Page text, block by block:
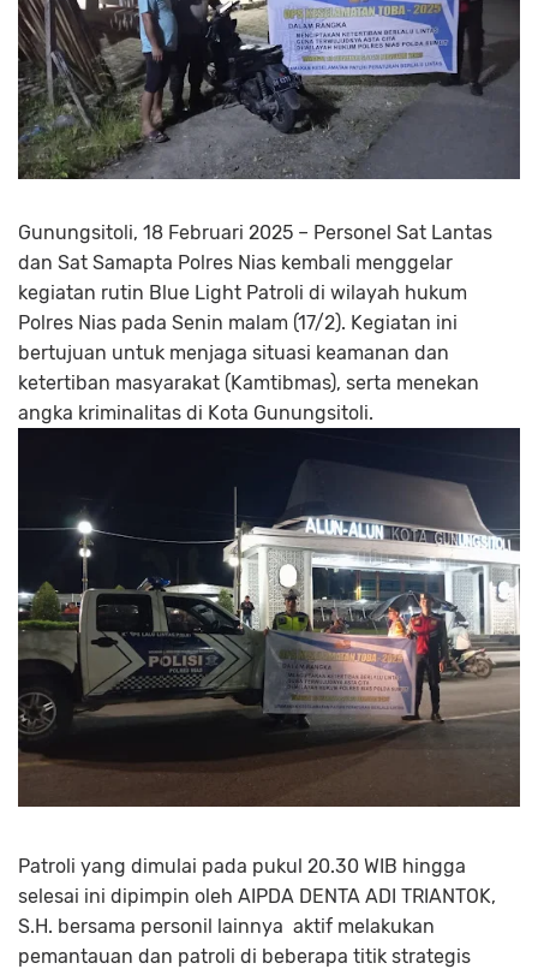
Gunungsitoli, 18 Februari 2025 – Personel Sat Lantas
dan Sat Samapta Polres Nias kembali menggelar
kegiatan rutin Blue Light Patroli di wilayah hukum
Polres Nias pada Senin malam (17/2). Kegiatan ini
bertujuan untuk menjaga situasi keamanan dan
ketertiban masyarakat (Kamtibmas), serta menekan
angka kriminalitas di Kota Gunungsitoli.
Patroli yang dimulai pada pukul 20.30 WIB hingga
selesai ini dipimpin oleh AIPDA DENTA ADI TRIANTOK,
S.H. bersama personil lainnya aktif melakukan
pemantauan dan patroli di beberapa titik strategis